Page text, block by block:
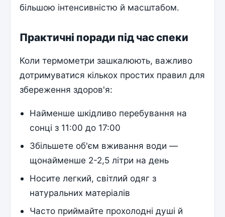
більшою інтенсивністю й масштабом.
Практичні поради під час спеки
Коли термометри зашкалюють, важливо
дотримуватися кількох простих правил для
збереження здоров'я:
Найменше шкідливо перебування на
сонці з 11:00 до 17:00
Збільшете об'єм вживання води —
щонайменше 2-2,5 літри на день
Носите легкий, світлий одяг з
натуральних матеріалів
Часто приймайте прохолодні душі й